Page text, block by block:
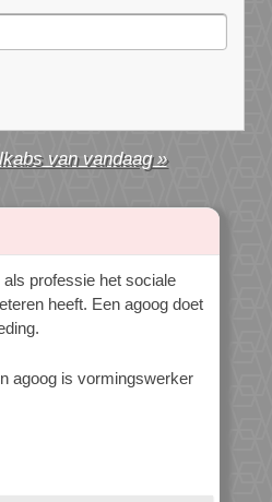
van vandaag »
professie het sociale
heeft. Een agoog doet
agoog is vormingswerker